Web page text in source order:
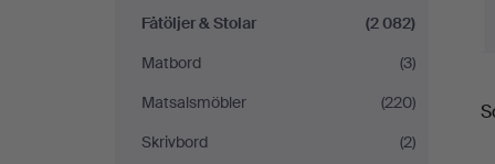
Handelslagret
Auktionsservice
Fåtöljer & Stolar
(2 082)
Matbord
(3)
Matsalsmöbler
(220)
Skrivbord
(2)